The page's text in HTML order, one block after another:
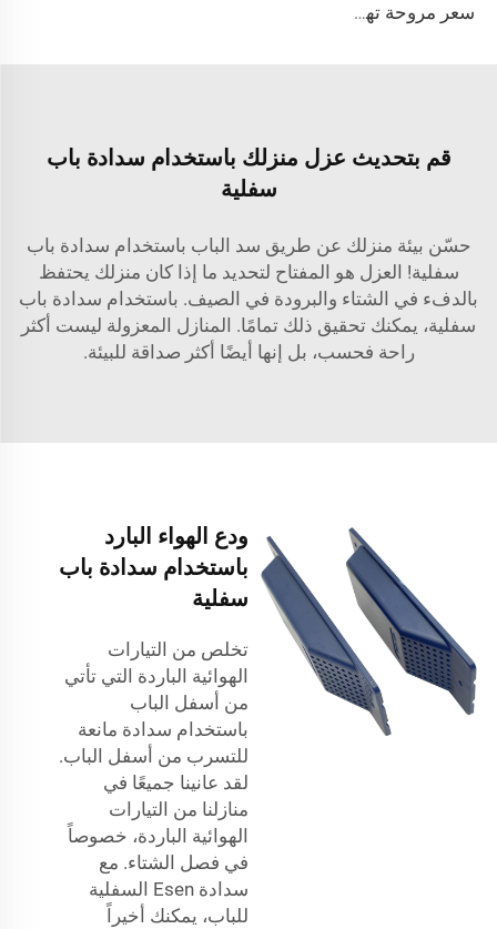
سعر مروحة تهوية الحاويات مروحة عادم حاويات الشحن
قم بتحديث عزل منزلك باستخدام سدادة باب
سفلية
حسّن بيئة منزلك عن طريق سد الباب باستخدام سدادة باب
سفلية! العزل هو المفتاح لتحديد ما إذا كان منزلك يحتفظ
بالدفء في الشتاء والبرودة في الصيف. باستخدام سدادة باب
سفلية، يمكنك تحقيق ذلك تمامًا. المنازل المعزولة ليست أكثر
راحة فحسب، بل إنها أيضًا أكثر صداقة للبيئة.
ودع الهواء البارد
باستخدام سدادة باب
سفلية
تخلص من التيارات
الهوائية الباردة التي تأتي
من أسفل الباب
باستخدام سدادة مانعة
للتسرب من أسفل الباب.
لقد عانينا جميعًا في
منازلنا من التيارات
الهوائية الباردة، خصوصاً
في فصل الشتاء. مع
سدادة Esen السفلية
للباب، يمكنك أخيراً